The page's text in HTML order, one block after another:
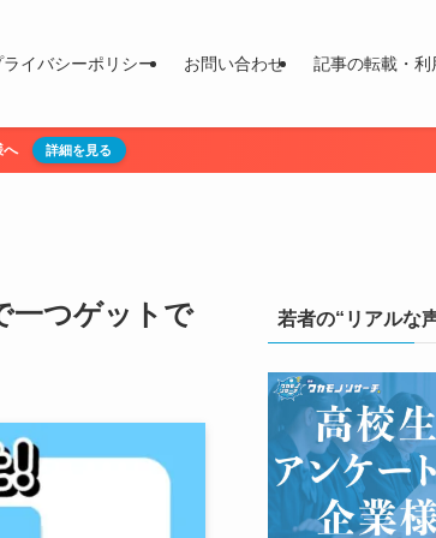
ライバシーポリシー お問い合わせ 記事の転載・
へ 詳細を見る
一つゲットで
若者の“リアルな